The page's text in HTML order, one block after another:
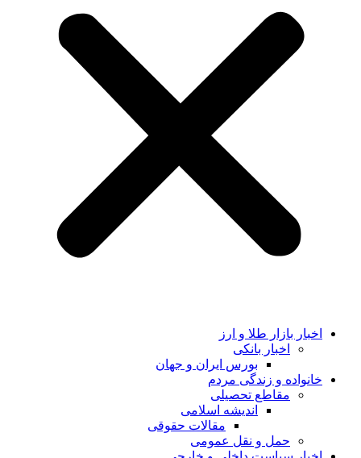
اخبار بازار طلا و ارز
اخبار بانکی
بورس ایران و جهان
خانواده و زندگی مردم
مقاطع تحصیلی
اندیشه اسلامی
مقالات حقوقی
حمل و نقل عمومی